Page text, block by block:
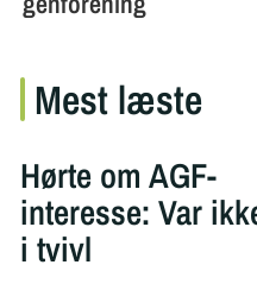
Mest læste
Hørte om AGF-
interesse: Var
i tvivl